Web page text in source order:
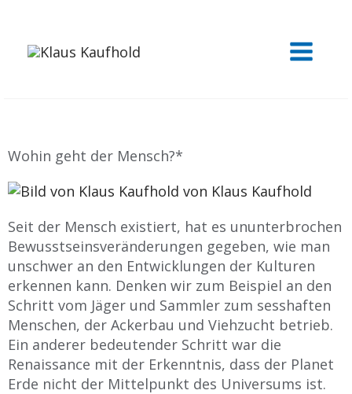
springen
Wohin geht der Mensch?*
von Klaus Kaufhold
Seit der Mensch existiert, hat es ununterbrochen
Bewusstseinsveränderungen gegeben, wie man
unschwer an den Entwicklungen der Kulturen
erkennen kann. Denken wir zum Beispiel an den
Schritt vom Jäger und Sammler zum sesshaften
Menschen, der Ackerbau und Viehzucht betrieb.
Ein anderer bedeutender Schritt war die
Renaissance mit der Erkenntnis, dass der Planet
Erde nicht der Mittelpunkt des Universums ist.